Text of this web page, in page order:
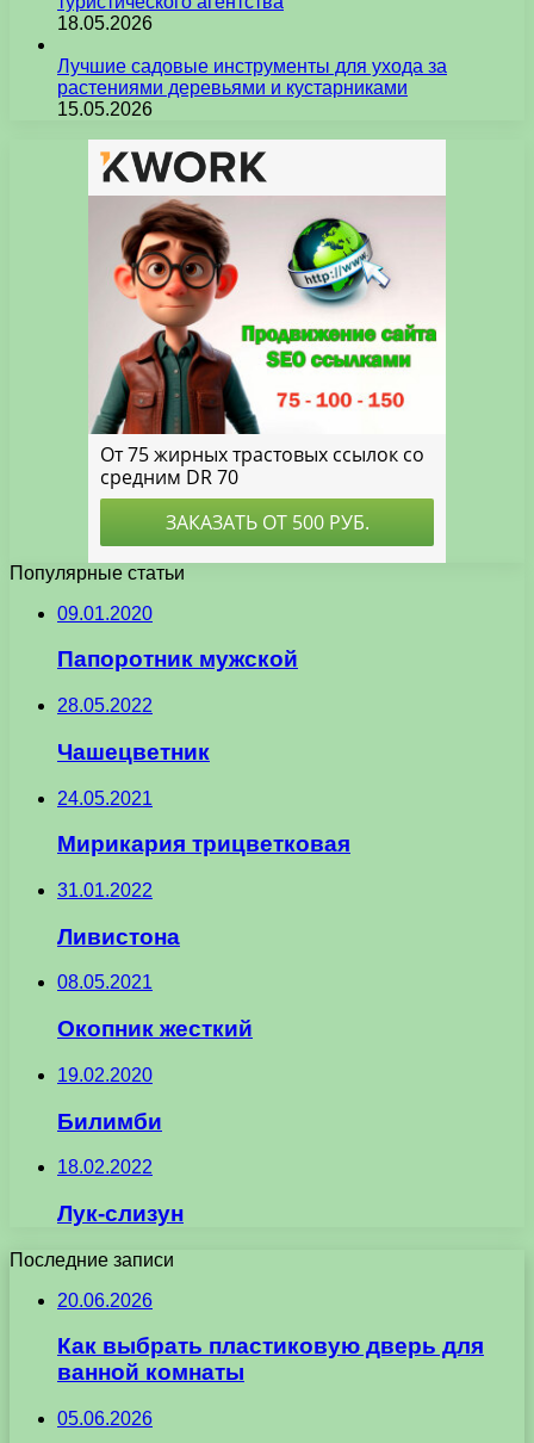
18.05.2026
Лучшие садовые инструменты для ухода за
растениями деревьями и кустарниками
15.05.2026
Популярные статьи
09.01.2020
Папоротник мужской
28.05.2022
Чашецветник
24.05.2021
Мирикария трицветковая
31.01.2022
Ливистона
08.05.2021
Окопник жесткий
19.02.2020
Билимби
18.02.2022
Лук-слизун
Последние записи
20.06.2026
Как выбрать пластиковую дверь для
ванной комнаты
05.06.2026